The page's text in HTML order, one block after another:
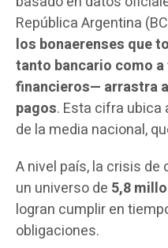
República Argentina
los bonaerenses que
tanto bancario como
financieros— arrastra
pagos. Esta cifra ubica
de la media nacional,
A nivel país, la crisis
un universo de 5,8
logran cumplir en
obligaciones.